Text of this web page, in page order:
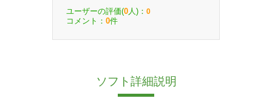
ユーザーの評価(0 人)： 0
コメント： 0件
ソフト詳細説明